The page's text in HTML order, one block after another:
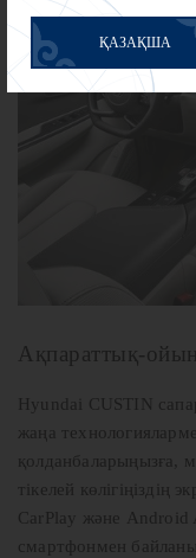
Ақпараттық-
Hyundai CUSTIN
жаңа
қолданбаларыңызға,
тікелей көлігіңіздің
CarPlay және Android
смартфонмен
ҚАЗАҚША